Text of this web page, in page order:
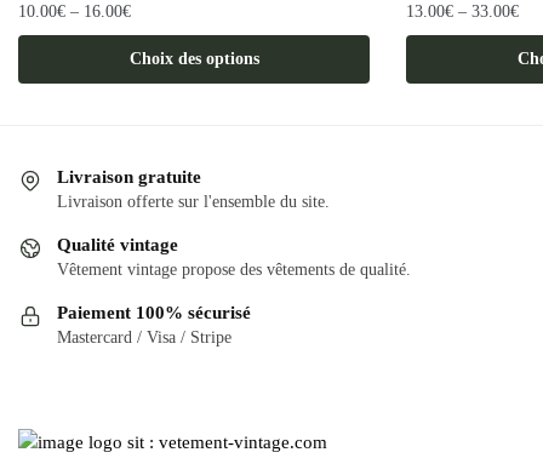
10.00€ – 16.00€
Choix des options
produit
variations.
peuvent
choisies
du
13.00€ – 33.00€
produit
Livraison gratuite
Livraison offerte sur l'ensemble du site.
Qualité vintage
Vêtement vintage propose des vêtements de qualité.
Paiement 100% sécurisé
Mastercard / Visa / Stripe